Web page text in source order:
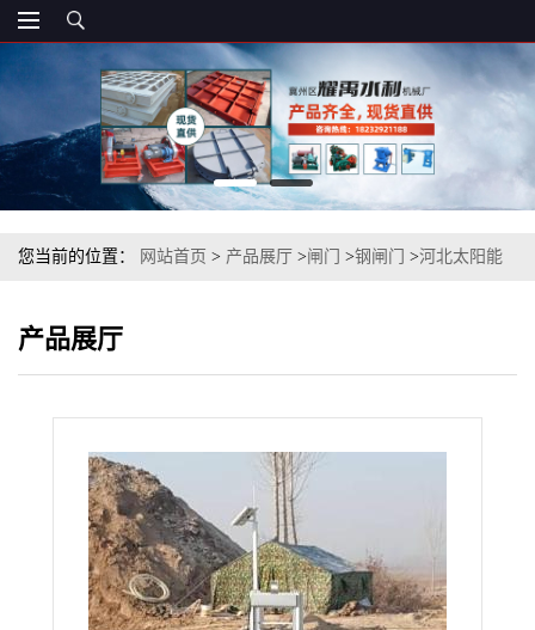
您当前的位置： 网站首页 > 产品展厅 >闸门 >钢闸门 >河北太阳能
产品展厅